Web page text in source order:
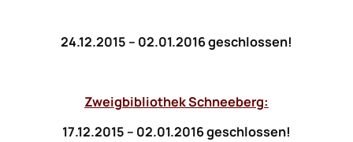
24.12.2015 – 02.01.2016 geschlossen!
Zweigbibliothek Schneeberg:
17.12.2015 – 02.01.2016 geschlossen!